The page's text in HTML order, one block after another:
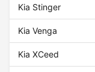
Kia Stinger
Kia Venga
Kia XCeed